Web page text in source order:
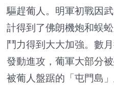
驅趕葡人。明軍初戰因
計得到了佛朗機炮和蜈
鬥力得到大大加強。數
發動進攻，葡軍大部分
被葡人盤踞的「屯門島